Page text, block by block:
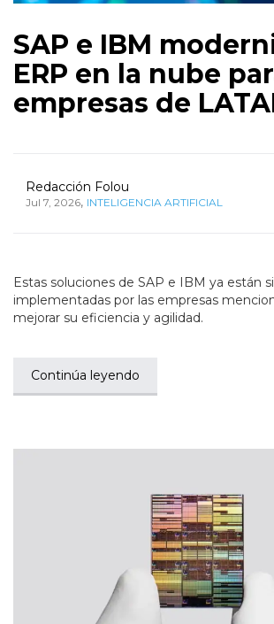
SAP e IBM
ERP en la nube
empresas de
Redacción Folou
Jul 7, 2026, INTELIGENCIA ARTIFICIAL
Estas soluciones de SAP e IBM ya están
implementadas por las empresas
mejorar su eficiencia y agilidad.
Continúa leyendo